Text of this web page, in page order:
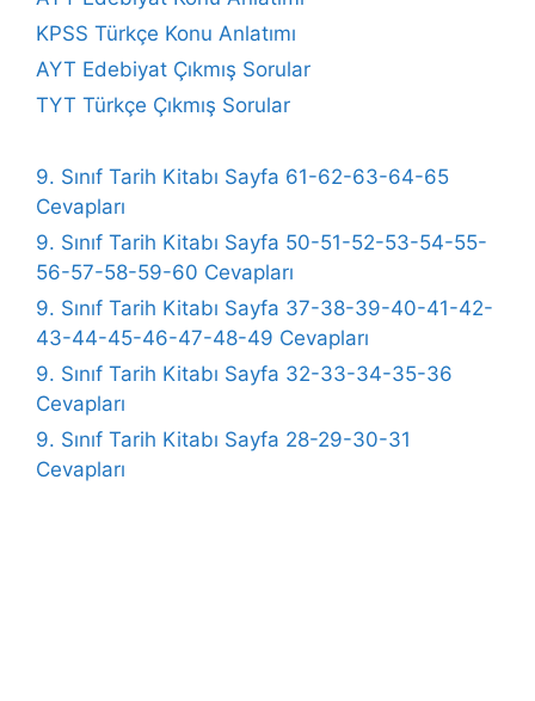
KPSS Türkçe Konu Anlatımı
AYT Edebiyat Çıkmış Sorular
TYT Türkçe Çıkmış Sorular
9. Sınıf Tarih Kitabı Sayfa 61-62-63-64-65
Cevapları
9. Sınıf Tarih Kitabı Sayfa 50-51-52-53-54-55-
56-57-58-59-60 Cevapları
9. Sınıf Tarih Kitabı Sayfa 37-38-39-40-41-42-
43-44-45-46-47-48-49 Cevapları
9. Sınıf Tarih Kitabı Sayfa 32-33-34-35-36
Cevapları
9. Sınıf Tarih Kitabı Sayfa 28-29-30-31
Cevapları